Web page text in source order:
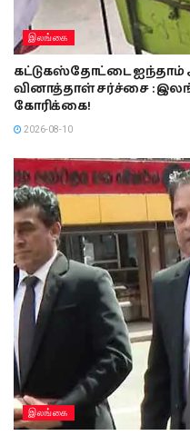
இலங்கை
கட்டுகஸ்தோட்டை ஐந்தாம்
வினாத்தாள் சர்ச்சை :
கோரிக்கை!
2026-08-10
இலங்கை